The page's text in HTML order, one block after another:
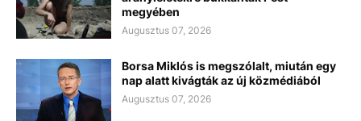
megyében
Augusztus 07, 2026
Borsa Miklós is megszólalt, miután egy
nap alatt kivágták az új közmédiából
Augusztus 07, 2026